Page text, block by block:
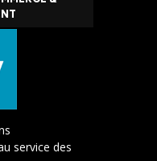
service des